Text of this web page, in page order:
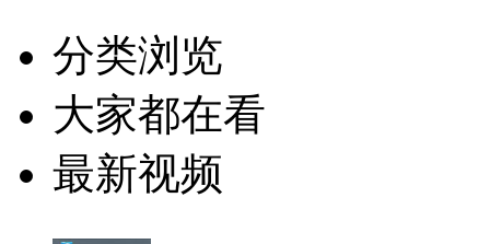
分类浏览
大家都在看
最新视频